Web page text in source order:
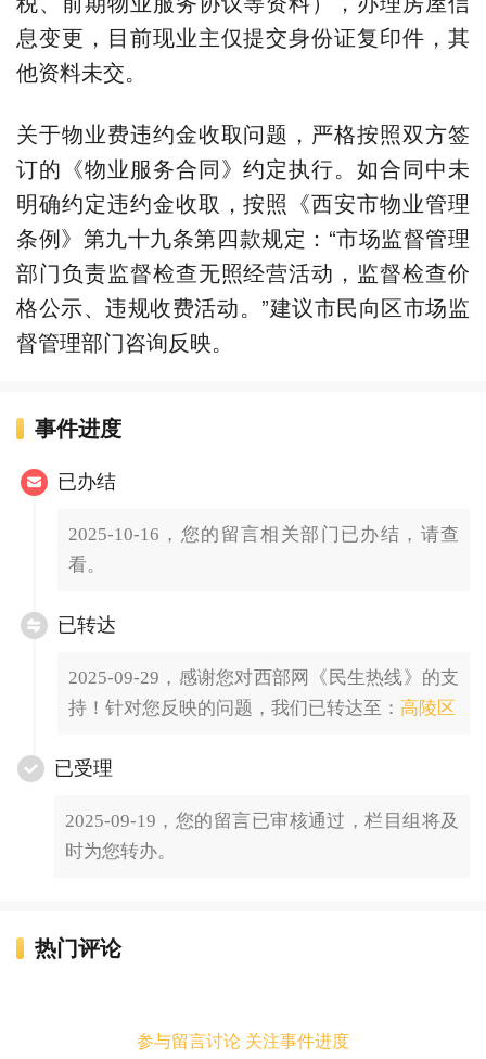
息变更，目前现业主仅提交身份证复印件，其
他资料未交。
关于物业费违约金收取问题，严格按照双方签
订的《物业服务合同》约定执行。如合同中未
明确约定违约金收取，按照《西安市物业管理
条例》第九十九条第四款规定：“市场监督管理
部门负责监督检查无照经营活动，监督检查价
格公示、违规收费活动。”建议市民向区市场监
督管理部门咨询反映。
事件进度
已办结
2025-10-16，您的留言相关部门已办结，请查
看。
已转达
2025-09-29，感谢您对西部网《民生热线》的支
持！针对您反映的问题，我们已转达至： 高陵区
已受理
2025-09-19，您的留言已审核通过，栏目组将及
时为您转办。
热门评论
参与留言讨论 关注事件进度